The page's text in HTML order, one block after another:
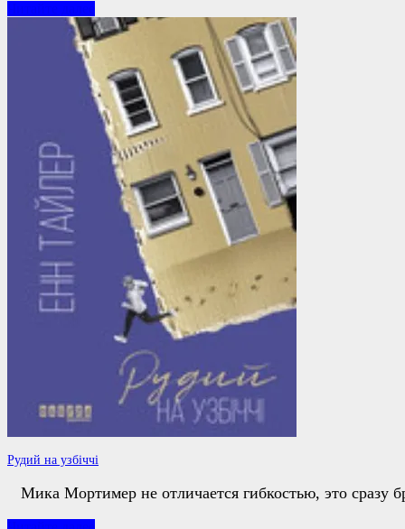
мереживо
Рудий на узбіччі
Мика Мортимер не отличается гибкостью, это сразу